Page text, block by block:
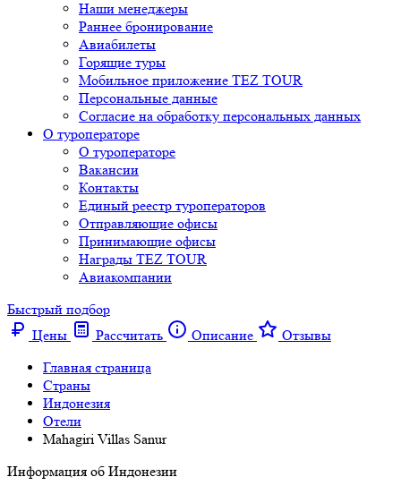
Наши менеджеры
Раннее бронирование
Авиабилеты
Горящие туры
Мобильное приложение TEZ TOUR
Персональные данные
Согласие на обработку персональных данных
О туроператоре
О туроператоре
Вакансии
Контакты
Единый реестр туроператоров
Отправляющие офисы
Принимающие офисы
Награды TEZ TOUR
Авиакомпании
Быстрый подбор
Цены
Рассчитать Описание
Отзывы
Главная страница
Cтраны
Индонезия
Отели
Mahagiri Villas Sanur
Информация об Индонезии